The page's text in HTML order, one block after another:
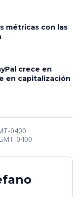
métricas con las
crece en
en capitalización
0400
0400